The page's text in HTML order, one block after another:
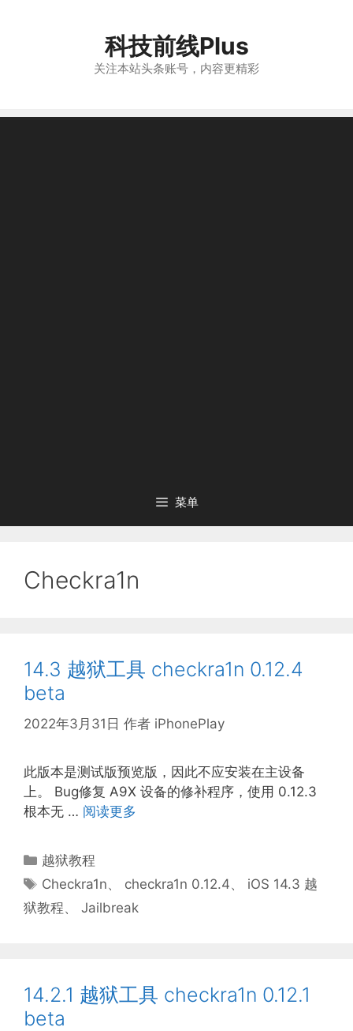
科技前线Plus
关注本站头条账号，内容更精彩
菜单
Checkra1n
14.3 越狱工具 checkra1n 0.12.4
beta
2022年3月31日 作者 iPhonePlay
此版本是测试版预览版，因此不应安装在主设备
上。 Bug修复 A9X 设备的修补程序，使用 0.12.3
根本无 … 阅读更多
分
类
越狱教程
标
签
Checkra1n、 checkra1n 0.12.4、 iOS 14.3 越
狱教程、 Jailbreak
14.2.1 越狱工具 checkra1n 0.12.1
beta